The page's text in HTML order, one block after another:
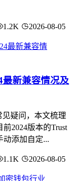
1.2K 2026-08-05
新兼容情况及
见疑问，本文梳理
2024版本的Trust
动添加自定...
1.1K 2026-08-05